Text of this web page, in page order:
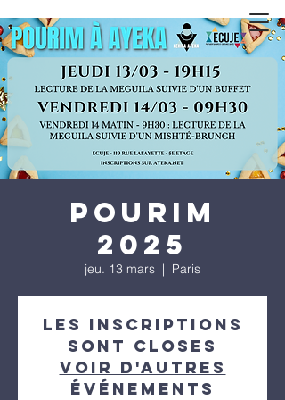
Pourim
2025
jeu. 13 mars
  |
Paris
Les inscriptions
sont closes
Voir d'autres
événements